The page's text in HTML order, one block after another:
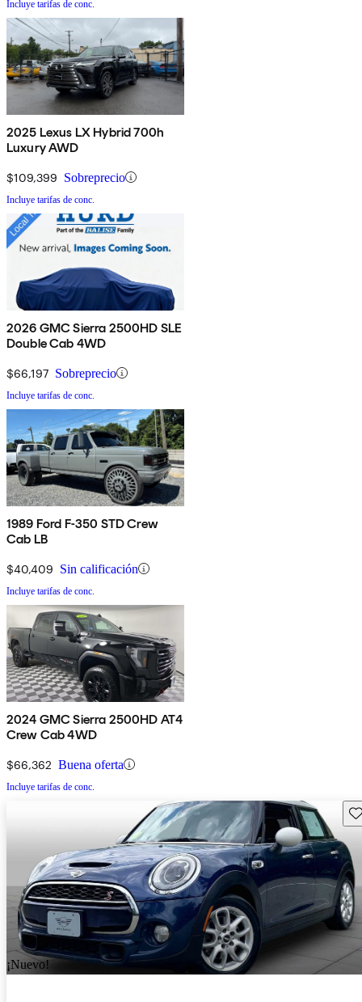
Incluye tarifas de conc.
2025 Lexus LX Hybrid 700h
Luxury AWD
$109,399 Sobreprecio
Incluye tarifas de conc.
2026 GMC Sierra 2500HD SLE
Double Cab 4WD
$66,197 Sobreprecio
Incluye tarifas de conc.
1989 Ford F-350 STD Crew
Cab LB
$40,409 Sin calificación
Incluye tarifas de conc.
2024 GMC Sierra 2500HD AT4
Crew Cab 4WD
$66,362 Buena oferta
Incluye tarifas de conc.
¡Nuevo!